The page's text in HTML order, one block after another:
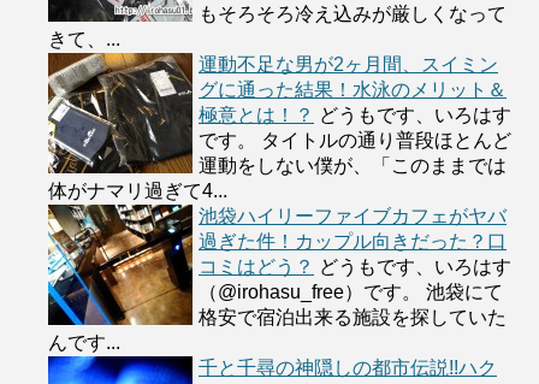
もそろそろ冷え込みが厳しくなって
きて、...
運動不足な男が2ヶ月間、スイミン
グに通った結果！水泳のメリット＆
極意とは！？ どうもです、いろはす
です。 タイトルの通り普段ほとんど
運動をしない僕が、「このままでは
体がナマリ過ぎて4...
池袋ハイリーファイブカフェがヤバ
過ぎた件！カップル向きだった？口
コミはどう？ どうもです、いろはす
（@irohasu_free）です。 池袋にて
格安で宿泊出来る施設を探していた
んです...
千と千尋の神隠しの都市伝説!!ハク